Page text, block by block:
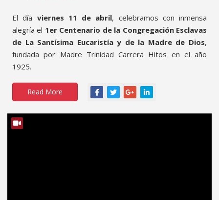
El día viernes 11 de abril, celebramos con inmensa
alegría el 1er Centenario de la Congregación Esclavas
de La Santísima Eucaristía y de la Madre de Dios,
fundada por Madre Trinidad Carrera Hitos en el año
1925.
Read More